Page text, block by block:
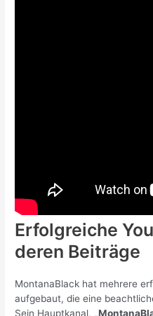
Erfolgreiche
deren Beiträge
MontanaBlack hat mehrere
aufgebaut, die eine
Sein Hauptkanal,